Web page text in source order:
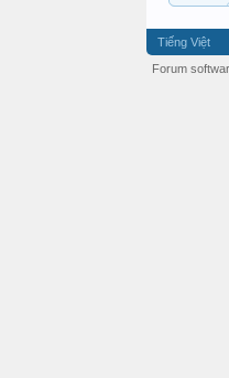
Tiếng Việt
Forum